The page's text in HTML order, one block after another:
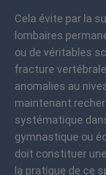
Cela évite par la
lombaires
ou de véritables
fracture
anomalies au
maintenant
systématique
gymnastique ou
doit constituer
la pratique de ce